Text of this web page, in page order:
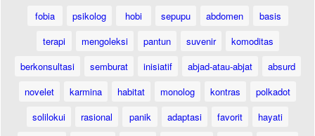
fobia psikolog hobi sepupu abdomen
basis
terapi
mengoleksi pantun suvenir
komoditas
berkonsultasi
semburat inisiatif abjad-atau-abjat
absurd
novelet
karmina habitat monolog kontras
polkadot
solilokui
rasional panik adaptasi favorit
hayati